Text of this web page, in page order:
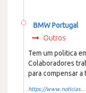
BMW Portugal
Outros
Tem um politica
Colaboradores
para compensar
https://www.noticias...